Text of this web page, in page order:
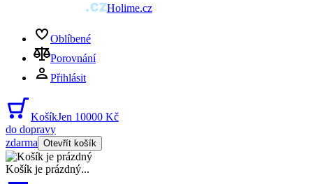
Holime.cz
Oblíbené
Porovnání
Přihlásit
KošíkJen 10000 Kč
do dopravy
zdarma Otevřít košík
Košík je prázdný...